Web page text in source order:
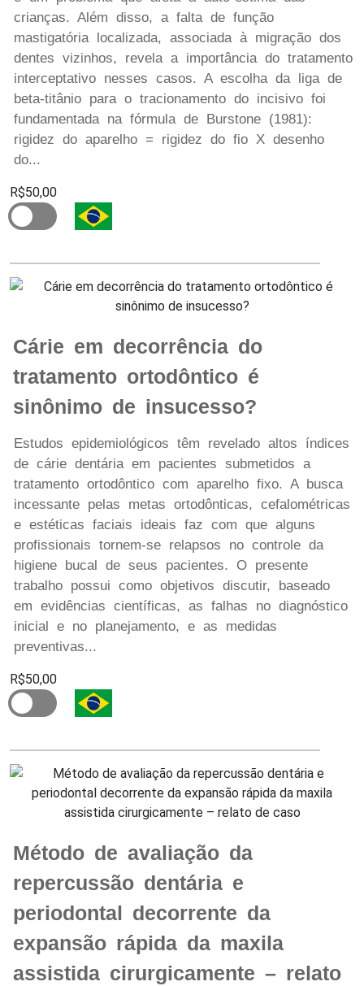
crianças. Além disso, a falta de função
mastigatória localizada, associada à migração dos
dentes vizinhos, revela a importância do tratamento
interceptativo nesses casos. A escolha da liga de
beta-titânio para o tracionamento do incisivo foi
fundamentada na fórmula de Burstone (1981):
rigidez do aparelho = rigidez do fio X desenho
do...
R$50,00
Cárie em decorrência do
tratamento ortodôntico é
sinônimo de insucesso?
Estudos epidemiológicos têm revelado altos índices
de cárie dentária em pacientes submetidos a
tratamento ortodôntico com aparelho fixo. A busca
incessante pelas metas ortodônticas, cefalométricas
e estéticas faciais ideais faz com que alguns
profissionais tornem-se relapsos no controle da
higiene bucal de seus pacientes. O presente
trabalho possui como objetivos discutir, baseado
em evidências científicas, as falhas no diagnóstico
inicial e no planejamento, e as medidas
preventivas...
R$50,00
Método de avaliação da
repercussão dentária e
periodontal decorrente da
expansão rápida da maxila
assistida cirurgicamente – relato